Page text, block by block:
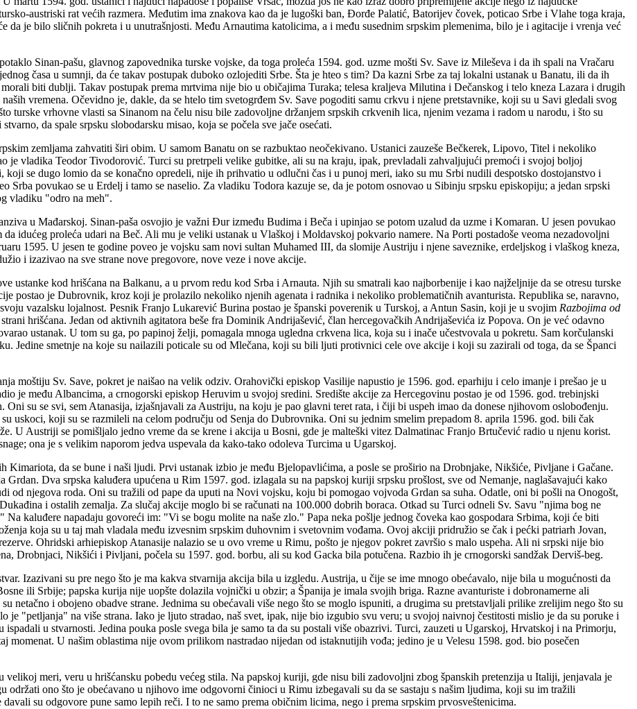
austriski rat većih razmera. Međutim ima znakova kao da je lugoški ban, Đorđe Palatić, Batorijev čovek, poticao Srbe i Vlahe toga kraja,
da je bilo sličnih pokreta i u unutrašnjosti. Među Arnautima katolicima, a i među susednim srpskim plemenima, bilo je i agitacije i vrenja već
Sinan-pašu, glavnog zapovednika turske vojske, da toga proleća 1594. god. uzme mošti Sv. Save iz Mileševa i da ih spali na Vračaru
časa u sumnji, da će takav postupak duboko ozlojediti Srbe. Šta je hteo s tim? Da kazni Srbe za taj lokalni ustanak u Banatu, ili da ih
biti dublji. Takav postupak prema mrtvima nije bio u običajima Turaka; telesa kraljeva Milutina i Dečanskog i telo kneza Lazara i drugih
naših vremena. Očevidno je, dakle, da se htelo tim svetogrđem Sv. Save pogoditi samu crkvu i njene pretstavnike, koji su u Savi gledali svog
turske vrhovne vlasti sa Sinanom na čelu nisu bile zadovoljne držanjem srpskih crkvenih lica, njenim vezama i radom u narodu, i što su
da spale srpsku slobodarsku misao, koja se počela sve jače osećati.
zemljama zahvatiti širi obim. U samom Banatu on se razbuktao neočekivano. Ustanici zauzeše Bečkerek, Lipovo, Titel i nekoliko
je vladika Teodor Tivodorović. Turci su pretrpeli velike gubitke, ali su na kraju, ipak, prevladali zahvaljujući premoći i svojoj boljoj
se dugo lomio da se konačno opredeli, nije ih prihvatio u odlučni čas i u punoj meri, iako su mu Srbi nudili despotsko dostojanstvo i
Srba povukao se u Erdelj i tamo se naselio. Za vladiku Todora kazuje se, da je potom osnovao u Sibinju srpsku episkopiju; a jedan srpski
vladiku "odro na meh".
u Mađarskoj. Sinan-paša osvojio je važni Đur između Budima i Beča i upinjao se potom uzalud da uzme i Komaran. U jesen povukao
idućeg proleća udari na Beč. Ali mu je veliki ustanak u Vlaškoj i Moldavskoj pokvario namere. Na Porti postadoše veoma nezadovoljni
1595. U jesen te godine poveo je vojsku sam novi sultan Muhamed III, da slomije Austriju i njene saveznike, erdeljskog i vlaškog kneza,
i izazivao na sve strane nove pregovore, nove veze i nove akcije.
ustanke kod hrišćana na Balkanu, a u prvom redu kod Srba i Arnauta. Njih su smatrali kao najborbenije i kao najželjnije da se otresu turske
postao je Dubrovnik, kroz koji je prolazilo nekoliko njenih agenata i radnika i nekoliko problematičnih avanturista. Republika se, naravno,
vazalsku lojalnost. Pesnik Franjo Lukarević Burina postao je španski poverenik u Turskoj, a Antun Sasin, koji je u svojim Razbojima od
hrišćana. Jedan od aktivnih agitatora beše fra Dominik Andrijašević, član hercegovačkih Andrijaševića iz Popova. On je već odavno
ustanak. U tom su ga, po papinoj želji, pomagala mnoga ugledna crkvena lica, koja su i inače učestvovala u pokretu. Sam korčulanski
Jedine smetnje na koje su nailazili poticale su od Mlečana, koji su bili ljuti protivnici cele ove akcije i koji su zazirali od toga, da se Španci
moštiju Sv. Save, pokret je naišao na velik odziv. Orahovički episkop Vasilije napustio je 1596. god. eparhiju i celo imanje i prešao je u
je među Albancima, a crnogorski episkop Heruvim u svojoj sredini. Središte akcije za Hercegovinu postao je od 1596. god. trebinjski
Oni su se svi, sem Atanasija, izjašnjavali za Austriju, na koju je pao glavni teret rata, i čiji bi uspeh imao da donese njihovom oslobođenju.
uskoci, koji su se razmileli na celom području od Senja do Dubrovnika. Oni su jednim smelim prepadom 8. aprila 1596. god. bili čak
U Austriji se pomišljalo jedno vreme da se krene i akcija u Bosni, gde je malteški vitez Dalmatinac Franjo Brtučević radio u njenu korist.
ona je s velikim naporom jedva uspevala da kako-tako odoleva Turcima u Ugarskoj.
Kimariota, da se bune i naši ljudi. Prvi ustanak izbio je među Bjelopavlićima, a posle se proširio na Drobnjake, Nikšiće, Pivljane i Gačane.
Grdan. Dva srpska kaluđera upućena u Rim 1597. god. izlagala su na papskoj kuriji srpsku prošlost, sve od Nemanje, naglašavajući kako
od njegova roda. Oni su tražili od pape da uputi na Novi vojsku, koju bi pomogao vojvoda Grdan sa suha. Odatle, oni bi pošli na Onogošt,
i ostalih zemalja. Za slučaj akcije moglo bi se računati na 100.000 dobrih boraca. Otkad su Turci odneli Sv. Savu "njima bog ne
Na kaluđere napadaju govoreći im: "Vi se bogu molite na naše zlo." Papa neka pošlje jednog čoveka kao gospodara Srbima, koji će biti
koja su u taj mah vladala među izvesnim srpskim duhovnim i svetovnim vođama. Ovoj akciji pridružio se čak i pećki patriarh Jovan,
Ohridski arhiepiskop Atanasije nalazio se u ovo vreme u Rimu, pošto je njegov pokret završio s malo uspeha. Ali ni srpski nije bio
Drobnjaci, Nikšići i Pivljani, počela su 1597. god. borbu, ali su kod Gacka bila potučena. Razbio ih je crnogorski sandžak Derviš-beg.
Izazivani su pre nego što je ma kakva stvarnija akcija bila u izgledu. Austrija, u čije se ime mnogo obećavalo, nije bila u mogućnosti da
ili Srbije; papska kurija nije uopšte dolazila vojnički u obzir; a Španija je imala svojih briga. Razne avanturiste i dobronamerne ali
netačno i obojeno obadve strane. Jednima su obećavali više nego što se moglo ispuniti, a drugima su pretstavljali prilike zrelijim nego što su
je "petljanja" na više strana. Iako je ljuto stradao, naš svet, ipak, nije bio izgubio svu veru; u svojoj naivnoj čestitosti mislio je da su poruke i
u stvarnosti. Jedina pouka posle svega bila je samo ta da su postali više obazrivi. Turci, zauzeti u Ugarskoj, Hrvatskoj i na Primorju,
momenat. U našim oblastima nije ovom prilikom nastradao nijedan od istaknutijih vođa; jedino je u Velesu 1598. god. bio posečen
velikoj meri, veru u hrišćansku pobedu većeg stila. Na papskoj kuriji, gde nisu bili zadovoljni zbog španskih pretenzija u Italiji, jenjavala je
održati ono što je obećavano u njihovo ime odgovorni činioci u Rimu izbegavali su da se sastaju s našim ljudima, koji su im tražili
su odgovore pune samo lepih reči. I to ne samo prema običnim licima, nego i prema srpskim prvosveštenicima.